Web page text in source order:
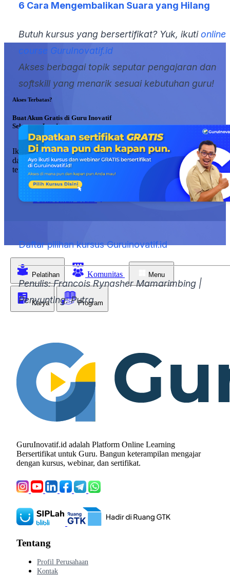
6 Cara Mengembalikan Suara yang Hilang
Butuh kursus yang bersertifikat? Yuk, ikutionline
course GuruInovatif.id
Akses berbagai topik seputar pengajaran dan
softskill yang menarik sesuai kebutuhan guru!
Daftar pilihan kursus Guruinovatif.id
Penulis: Francois Rynasher Mamarimbing |
Penyunting: Putra
Akses Terbatas?
Buat Akun Gratis di Guru Inovatif
Sekarang Juga!
Ikuti pelatihan dan event secara gratis, perluas wawasan, dan
dapatkan sertifikat ber-JP yang akan membantu kenaikan pangkat
tempat kerja Anda.
Pelatihan Komunitas Menu
Karya Program
GuruInovatif.id adalah Platform Online Learning
Bersertifikat untuk Guru. Bangun keterampilan mengajar
dengan kursus, webinar, dan sertifikat.
Tentang
Profil Perusahaan
Kontak